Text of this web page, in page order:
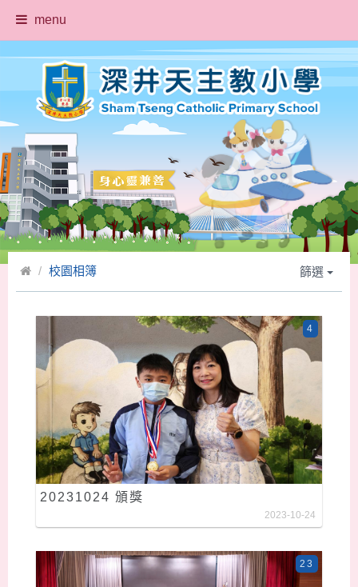
menu
校園相簿 篩選
20231024 頒獎
4
2023-10-24
23